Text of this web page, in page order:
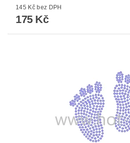
145 Kč bez DPH
175 Kč